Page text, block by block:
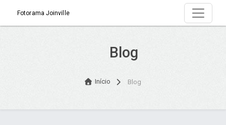
Fotorama Joinville
Blog
Início Blog